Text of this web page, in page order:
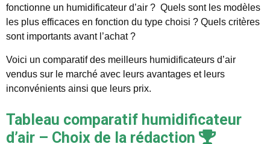
fonctionne un humidificateur d’air ? Quels sont les modèles
les plus efficaces en fonction du type choisi ? Quels critères
sont importants avant l’achat ?
Voici un comparatif des meilleurs humidificateurs d’air
vendus sur le marché avec leurs avantages et leurs
inconvénients ainsi que leurs prix.
Tableau comparatif humidificateur
d’air – Choix de la rédaction